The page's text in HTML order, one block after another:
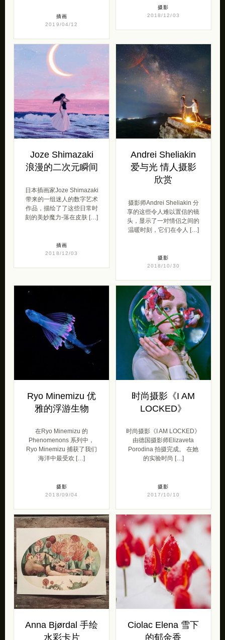
插画
2019/04/12
摄影
2018/12/03
Joze Shimazaki
浪漫的二次元瞬间
日本插画家Joze Shimazaki
带来的一组迷人的数字艺术
作品，描绘了了这些日常时
刻的美妙魔力-落在皮肤 […]
插画
2018/12/03
Andrei Sheliakin
爱与光 情人摄影
欣赏
摄影师Andrei Sheliakin 分
享的这些令人难以置信的镜
头，显示了一对情侣之间的
温暖时刻，它们在令人 […]
摄影
2018/10/30
Ryo Minemizu 优
雅的浮游生物
在Ryo Minemizu 的
Phenomenons 系列中，
Ryo Minemizu 捕获了我们
海洋中最受欢 […]
摄影
2018/09/04
时尚摄影《I AM
LOCKED》
时尚摄影《I AM LOCKED》
由德国摄影师Elizaveta
Porodina 拍摄完成。 在她
的实验时尚 […]
摄影
2017/10/10
Anna Bjørdal 手绘
水彩卡片
Ciolac Elena 雪下
的郁金香